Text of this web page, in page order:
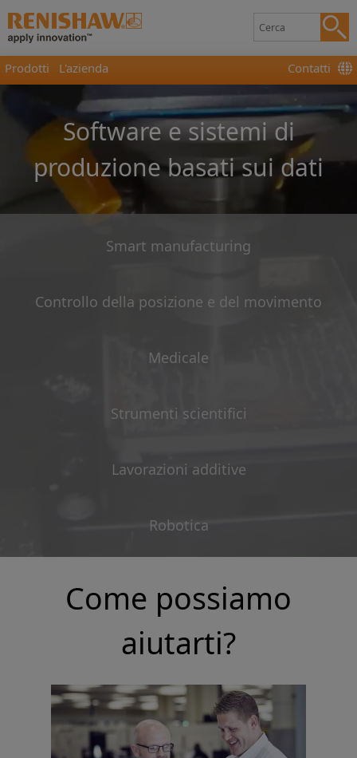
Prodotti L'azienda Contatti
Software e sistemi di
produzione basati sui dati
Smart manufacturing
Controllo della posizione e del movimento
Medicale
Strumenti scientifici
Lavorazioni additive
Robotica
Come possiamo
aiutarti?